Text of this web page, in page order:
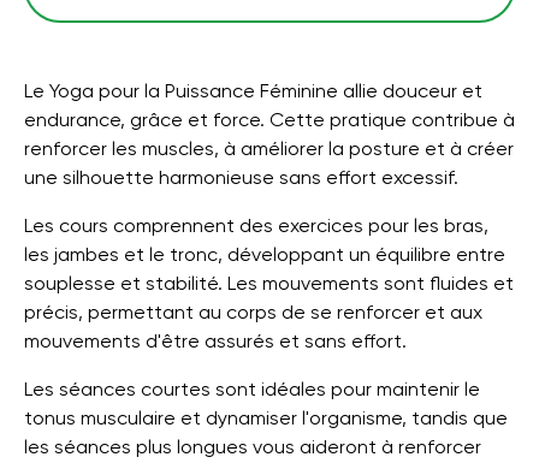
Le Yoga pour la Puissance Féminine allie douceur et
endurance, grâce et force. Cette pratique contribue à
renforcer les muscles, à améliorer la posture et à créer
une silhouette harmonieuse sans effort excessif.
Les cours comprennent des exercices pour les bras,
les jambes et le tronc, développant un équilibre entre
souplesse et stabilité. Les mouvements sont fluides et
précis, permettant au corps de se renforcer et aux
mouvements d'être assurés et sans effort.
Les séances courtes sont idéales pour maintenir le
tonus musculaire et dynamiser l'organisme, tandis que
les séances plus longues vous aideront à renforcer